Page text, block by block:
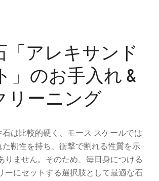
「アレキサンド
」のお手入れ &
リーニング
石は比較的硬く、モース スケールでは
た靭性を持ち、衝撃で割れる性質を示
りません。そのため、毎日身につける
ーにセットする選択肢として最適な石